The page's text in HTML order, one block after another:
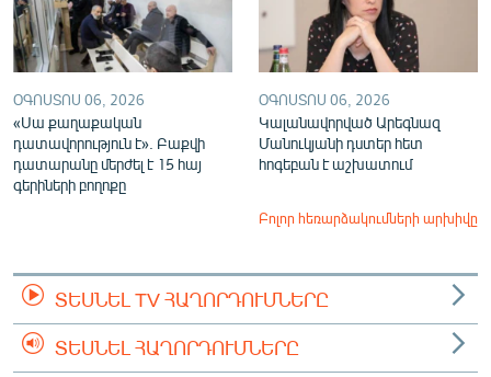
ՕԳՈՍՏՈՍ 06, 2026
«Սա քաղաքական
դատավորություն է». Բաքվի
դատարանը մերժել է 15 հայ
գերիների բողոքը
ՕԳՈՍՏՈՍ 06, 2026
Կալանավորված Արեգնազ
Մանուկյանի դստեր հետ
հոգեբան է աշխատում
Բոլոր հեռարձակումների արխիվը
ՏԵՍՆԵԼ TV ՀԱՂՈՐԴՈՒՄՆԵՐԸ
ՏԵՍՆԵԼ ՀԱՂՈՐԴՈՒՄՆԵՐԸ